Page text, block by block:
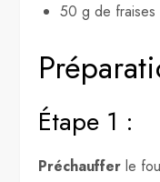
50 g de fraises
Étape 1 :
Préchauffer le